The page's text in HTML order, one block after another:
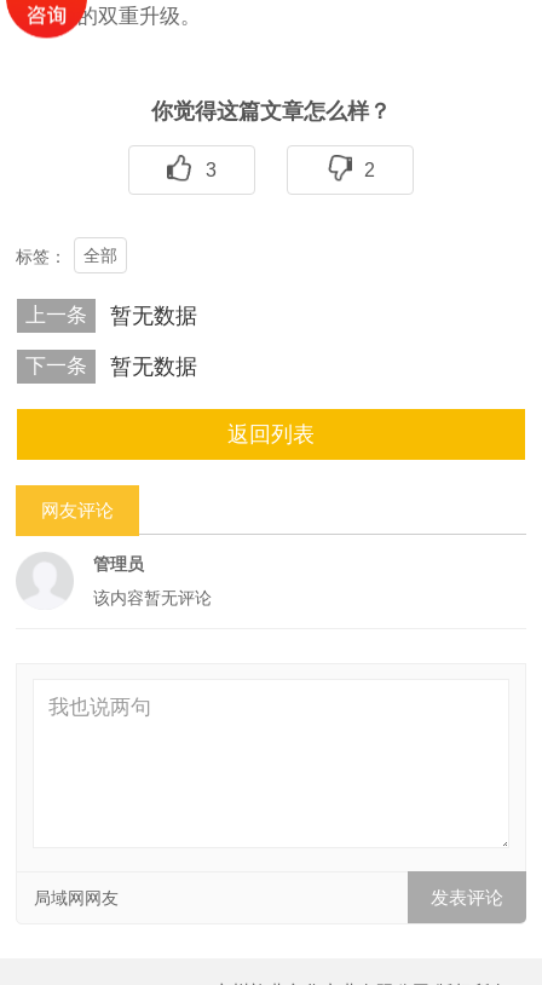
户粘性的双重升级。
你觉得这篇文章怎么样？
3 2
标签： 全部
上一条 暂无数据
下一条 暂无数据
返回列表
网友评论
管理员
该内容暂无评论
局域网网友